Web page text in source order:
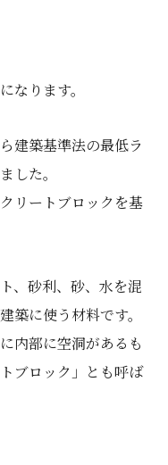
なります。
建築基準法の最低ラ
した。
リートブロックを基
、砂利、砂、水を混
築に使う材料です。
内部に空洞があるも
ブロック」とも呼ば